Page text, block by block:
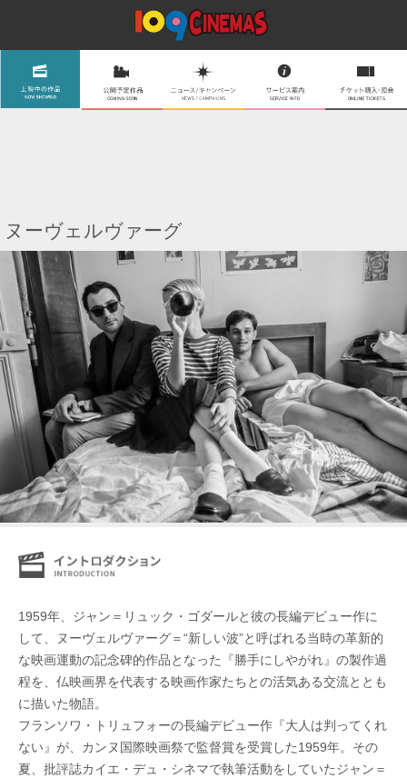
ヌーヴェルヴァーグ
1959年、ジャン＝リュック・ゴダールと彼の長編デビュー作に
して、ヌーヴェルヴァーグ＝“新しい波”と呼ばれる当時の革新的
な映画運動の記念碑的作品となった『勝手にしやがれ』の製作過
程を、仏映画界を代表する映画作家たちとの活気ある交流ととも
に描いた物語。
フランソワ・トリュフォーの長編デビュー作『大人は判ってくれ
ない』が、カンヌ国際映画祭で監督賞を受賞した1959年。その
夏、批評誌カイエ・デュ・シネマで執筆活動をしていたジャン＝